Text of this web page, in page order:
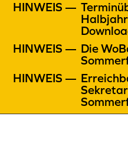
HINWEIS —
HINWEIS — Die
HINWEIS —